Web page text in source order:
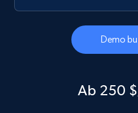
Demo
Ab 250